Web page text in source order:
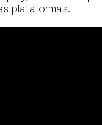
plataformas.